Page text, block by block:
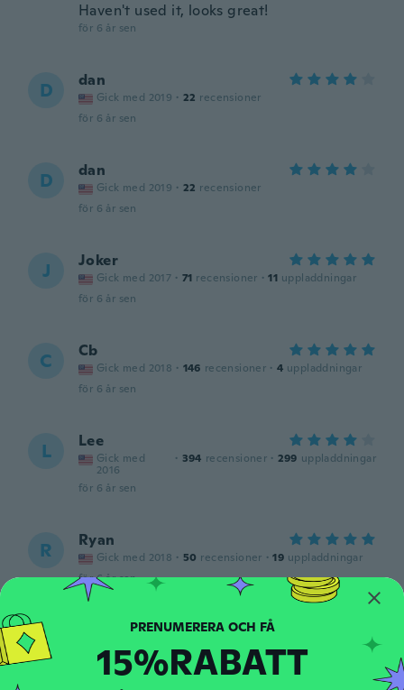
Haven't used it, looks great!
för 6 år sen
D dan
Gick med 2019 · 22 recensioner
för 6 år sen
D dan
Gick med 2019 · 22 recensioner
för 6 år sen
J Joker
Gick med 2017 · 71 recensioner · 11 uppladdningar
för 6 år sen
C Cb
Gick med 2018 · 146 recensioner · 4 uppladdningar
för 6 år sen
L Lee
Gick med
2016
· 394 recensioner · 299 uppladdningar
för 6 år sen
R Ryan
Gick med 2018 · 50 recensioner · 19 uppladdningar
för 6 år sen
C Gick med 2019 · 33
recensioner
för 6 år sen
PRENUMERERA OCH FÅ
15%RABATT